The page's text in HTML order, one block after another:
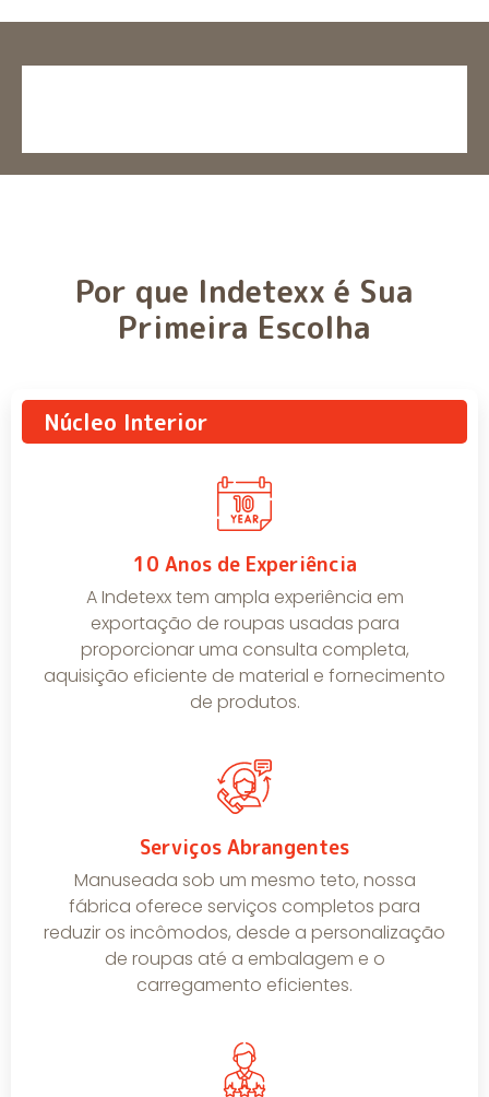
Por que Indetexx é Sua
Primeira Escolha
Núcleo Interior
10 Anos de Experiência
A Indetexx tem ampla experiência em
exportação de roupas usadas para
proporcionar uma consulta completa,
aquisição eficiente de material e fornecimento
de produtos.
Serviços Abrangentes
Manuseada sob um mesmo teto, nossa
fábrica oferece serviços completos para
reduzir os incômodos, desde a personalização
de roupas até a embalagem e o
carregamento eficientes.